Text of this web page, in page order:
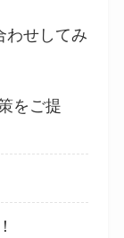
わせしてみ
をご提